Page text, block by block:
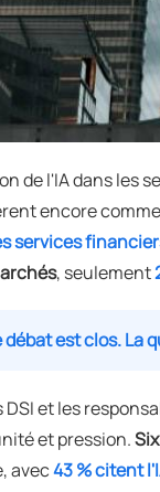
de l'IA dans les
encore
services
, seulement
débat est clos. La
DSI et les
et pression.
avec43 % citent